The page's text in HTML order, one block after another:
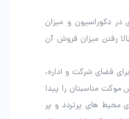
در دکوراسیون و میزان
رفتن میزان فروش آن
فضای شرکت و اداره،
مناسبتان را پیدا
محیط های پرتردد و پر